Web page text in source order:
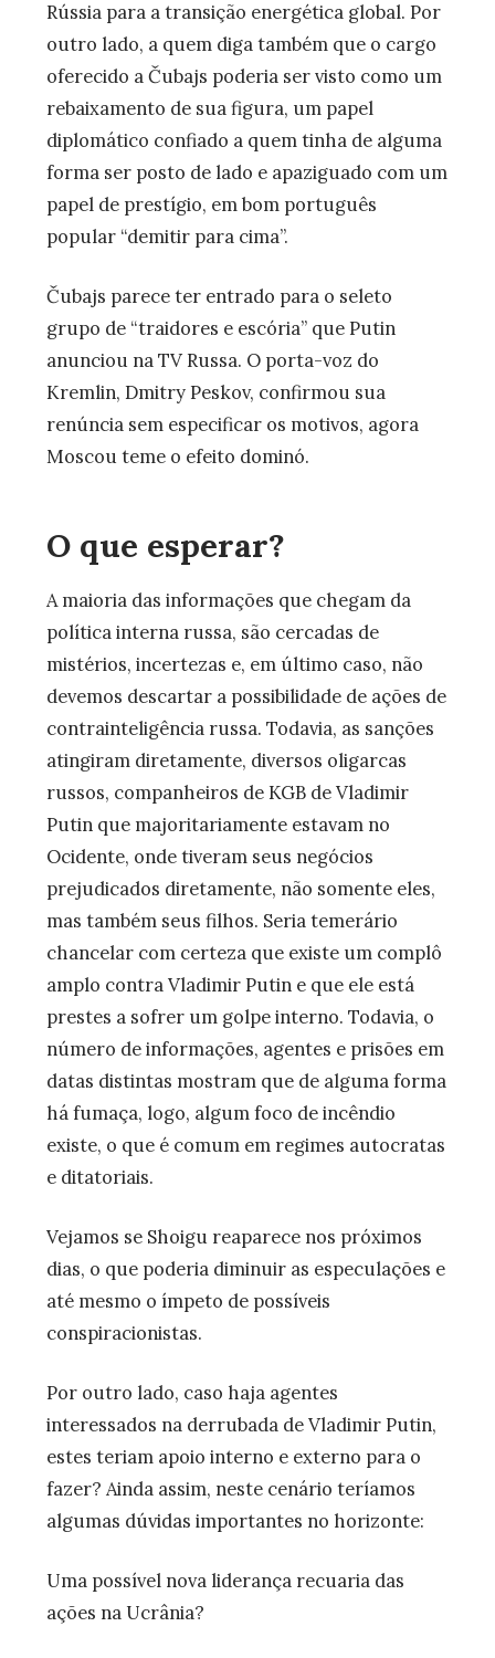
Rússia para a transição energética global. Por
outro lado, a quem diga também que o cargo
oferecido a Čubajs poderia ser visto como um
rebaixamento de sua figura, um papel
diplomático confiado a quem tinha de alguma
forma ser posto de lado e apaziguado com um
papel de prestígio, em bom português
popular “demitir para cima”.
Čubajs parece ter entrado para o seleto
grupo de “traidores e escória” que Putin
anunciou na TV Russa. O porta-voz do
Kremlin, Dmitry Peskov, confirmou sua
renúncia sem especificar os motivos, agora
Moscou teme o efeito dominó.
O que esperar?
A maioria das informações que chegam da
política interna russa, são cercadas de
mistérios, incertezas e, em último caso, não
devemos descartar a possibilidade de ações de
contrainteligência russa. Todavia, as sanções
atingiram diretamente, diversos oligarcas
russos, companheiros de KGB de Vladimir
Putin que majoritariamente estavam no
Ocidente, onde tiveram seus negócios
prejudicados diretamente, não somente eles,
mas também seus filhos. Seria temerário
chancelar com certeza que existe um complô
amplo contra Vladimir Putin e que ele está
prestes a sofrer um golpe interno. Todavia, o
número de informações, agentes e prisões em
datas distintas mostram que de alguma forma
há fumaça, logo, algum foco de incêndio
existe, o que é comum em regimes autocratas
e ditatoriais.
Vejamos se Shoigu reaparece nos próximos
dias, o que poderia diminuir as especulações e
até mesmo o ímpeto de possíveis
conspiracionistas.
Por outro lado, caso haja agentes
interessados na derrubada de Vladimir Putin,
estes teriam apoio interno e externo para o
fazer? Ainda assim, neste cenário teríamos
algumas dúvidas importantes no horizonte:
Uma possível nova liderança recuaria das
ações na Ucrânia?